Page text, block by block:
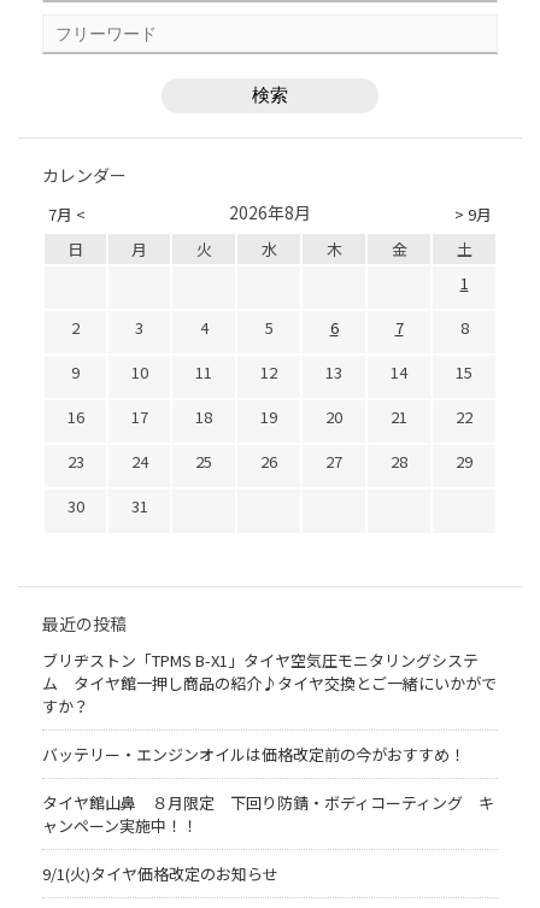
カレンダー
7月 < > 9月
2026年8月
日 月 火 水 木 金
土
1
2
3 4 5 6 7
8
9
10 11 12 13 14
15
16
17 18 19 20 21
22
23
24 25 26 27 28
29
30
31
最近の投稿
ブリヂストン「TPMS B-X1」タイヤ空気圧モニタリングシステ
ム タイヤ館一押し商品の紹介♪タイヤ交換とご一緒にいかがで
すか？
バッテリー・エンジンオイルは価格改定前の今がおすすめ！
タイヤ館山鼻 ８月限定 下回り防錆・ボディコーティング キ
ャンペーン実施中！！
9/1(火)タイヤ価格改定のお知らせ